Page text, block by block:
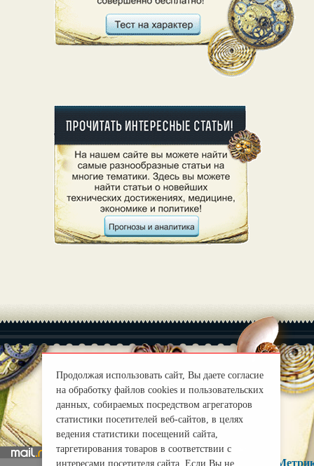
О нас |
Правила
mirprognoz@mail.ru
Продолжая использовать сайт, Вы даете согласие
на обработку файлов cookies и пользовательских
данных, собираемых посредством агрегаторов
статистики посетителей веб-сайтов, в целях
ведения статистики посещений сайта,
таргетирования товаров в соответствии с
интересами посетителя сайта. Если Вы не